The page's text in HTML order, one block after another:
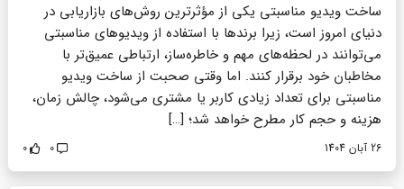
ساخت ویدیو مناسبتی یکی از مؤثرترین روش‌های بازاریابی در
دنیای امروز است، زیرا برندها با استفاده از ویدیوهای مناسبتی
می‌توانند در لحظه‌های مهم و خاطره‌ساز، ارتباطی عمیق‌تر با
مخاطبان خود برقرار کنند. اما وقتی صحبت از ساخت ویدیو
مناسبتی برای تعداد زیادی کاربر یا مشتری می‌شود، چالش زمان،
هزینه و حجم کار مطرح خواهد شد؛ […]
26 آبان 1404 0
0